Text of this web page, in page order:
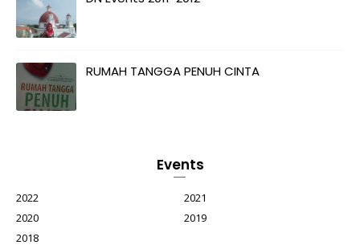
RUMAH TANGGA PENUH CINTA
Events
2022
2021
2020
2019
2018